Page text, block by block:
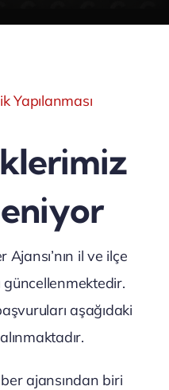
Yapılanması
il ve ilçe
güncellenmektedir.
aşağıdaki
ajansından biri